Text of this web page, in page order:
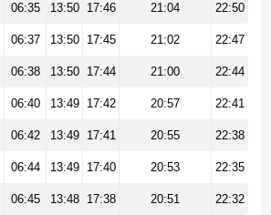
06:35 13:50 17:46 21:04 22:50
06:37 13:50 17:45 21:02 22:47
06:38 13:50 17:44 21:00 22:44
06:40 13:49 17:42 20:57 22:41
06:42 13:49 17:41 20:55 22:38
06:44 13:49 17:40 20:53 22:35
06:45 13:48 17:38 20:51 22:32